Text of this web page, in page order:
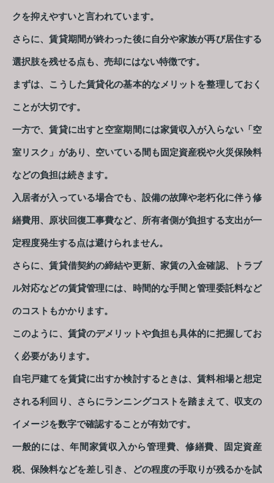
クを抑えやすいと言われています。
さらに、賃貸期間が終わった後に自分や家族が再び居住する
選択肢を残せる点も、売却にはない特徴です。
まずは、こうした賃貸化の基本的なメリットを整理しておく
ことが大切です。
一方で、賃貸に出すと空室期間には家賃収入が入らない「空
室リスク」があり、空いている間も固定資産税や火災保険料
などの負担は続きます。
入居者が入っている場合でも、設備の故障や老朽化に伴う修
繕費用、原状回復工事費など、所有者側が負担する支出が一
定程度発生する点は避けられません。
さらに、賃貸借契約の締結や更新、家賃の入金確認、トラブ
ル対応などの賃貸管理には、時間的な手間と管理委託料など
のコストもかかります。
このように、賃貸のデメリットや負担も具体的に把握してお
く必要があります。
自宅戸建てを賃貸に出すか検討するときは、賃料相場と想定
される利回り、さらにランニングコストを踏まえて、収支の
イメージを数字で確認することが有効です。
一般的には、年間家賃収入から管理費、修繕費、固定資産
税、保険料などを差し引き、どの程度の手取りが残るかを試